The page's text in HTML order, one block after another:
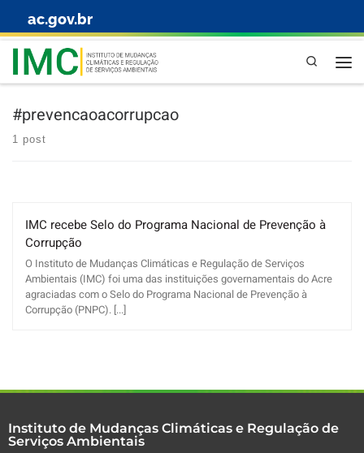
Skip to content
ac.gov.br
Pesquisa
#prevencaoacorrupcao
1 post
IMC recebe Selo do Programa Nacional de Prevenção à
Corrupção
O Instituto de Mudanças Climáticas e Regulação de Serviços
Ambientais (IMC) foi uma das instituições governamentais do Acre
agraciadas com o Selo do Programa Nacional de Prevenção à
Corrupção (PNPC). [...]
Instituto de Mudanças Climáticas e Regulação de
Serviços Ambientais